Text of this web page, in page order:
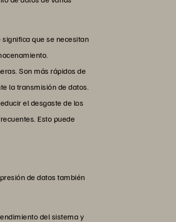
que se necesitan
Son más rápidos de
la transmisión de datos.
el desgaste de los
Esto puede
de datos también
del sistema y